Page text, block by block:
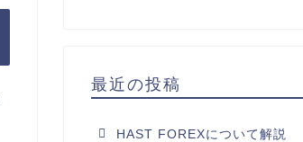
最近の投稿
HAST FOREXについて解説